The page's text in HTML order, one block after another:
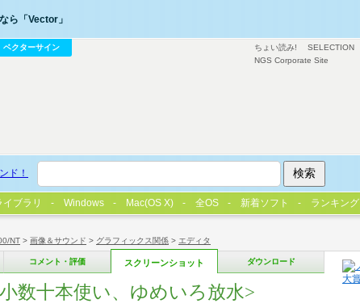
NT > 画像＆サウンド > グラフィックス関係 > エディタ
コメント・評価 スクリーンショット ダウンロード
数十本使い、ゆめいろ放水>
ちょい読み! SELECTION
NGS Corporate Site
ら「Vector」
ベクターサイン
ド！
イブラリ Windows Mac(OS X) 全OS 新着ソフト ランキング